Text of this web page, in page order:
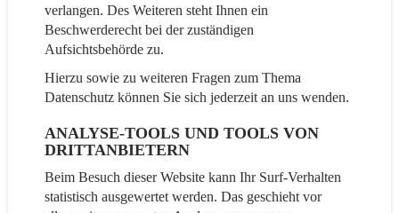
verlangen. Des Weiteren steht Ihnen ein
Beschwerderecht bei der zuständigen
Aufsichtsbehörde zu.
Hierzu sowie zu weiteren Fragen zum Thema
Datenschutz können Sie sich jederzeit an uns wenden.
ANALYSE-TOOLS UND TOOLS VON
DRITT­ANBIETERN
Beim Besuch dieser Website kann Ihr Surf-Verhalten
statistisch ausgewertet werden. Das geschieht vor